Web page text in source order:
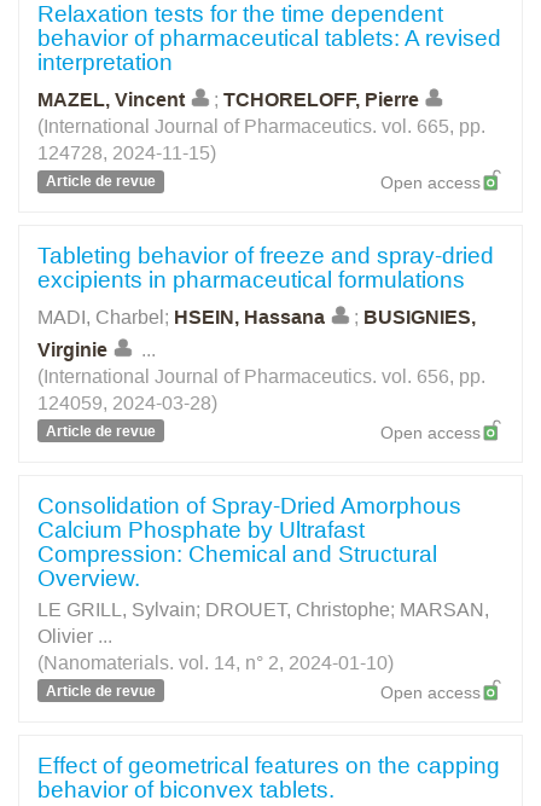
Relaxation tests for the time dependent
behavior of pharmaceutical tablets: A revised
interpretation
MAZEL, Vincent ; TCHORELOFF, Pierre
(International Journal of Pharmaceutics. vol. 665, pp.
124728, 2024-11-15)
Article de revue Open access
Tableting behavior of freeze and spray-dried
excipients in pharmaceutical formulations
MADI, Charbel ; HSEIN, Hassana ; BUSIGNIES,
Virginie
...
(International Journal of Pharmaceutics. vol. 656, pp.
124059, 2024-03-28)
Article de revue Open access
Consolidation of Spray-Dried Amorphous
Calcium Phosphate by Ultrafast
Compression: Chemical and Structural
Overview.
LE GRILL, Sylvain; DROUET, Christophe; MARSAN,
Olivier ...
(Nanomaterials. vol. 14, n° 2, 2024-01-10)
Article de revue Open access
Effect of geometrical features on the capping
behavior of biconvex tablets.